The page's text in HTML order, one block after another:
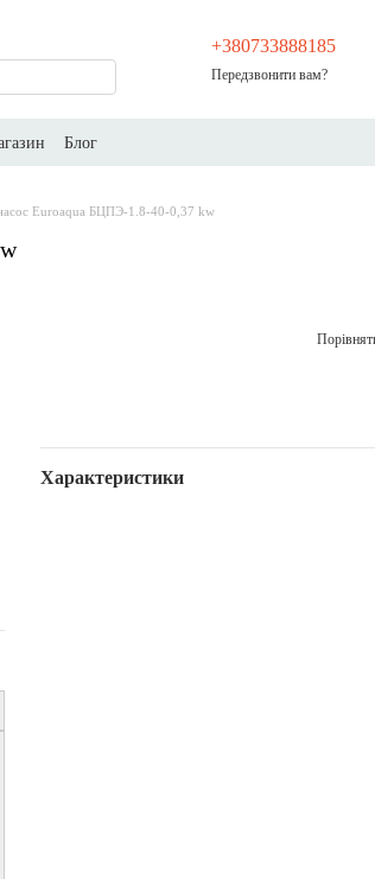
+380733888185
Передзвонити вам?
Блог
Euroaqua БЦПЭ-1.8-40-0,37 kw
Характеристики